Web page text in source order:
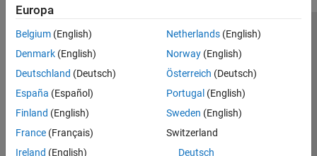
Europa
Belgium (English)
Denmark (English)
Deutschland (Deutsch)
España (Español)
Finland (English)
France (Français)
Ireland (English)
Netherlands(English)
Norway(English)
Österreich (Deutsch)
Portugal (English)
Sweden (English)
Switzerland
Deutsch
Centro de confianza
Marcas comerciales
Política de privacidad
Antipiratería
Estado de las aplicaciones
Información de contacto
© 1994-2026 The MathWorks, Inc.